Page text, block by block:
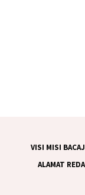
VISI MISI
ALAMAT